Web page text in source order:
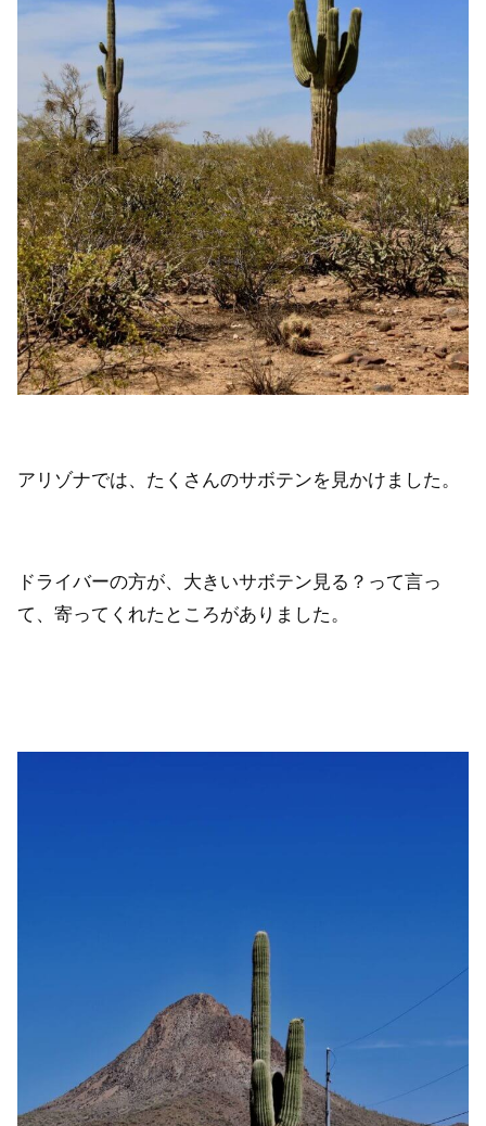
アリゾナでは、たくさんのサボテンを見かけました。
ドライバーの方が、大きいサボテン見る？って言っ
て、寄ってくれたところがありました。